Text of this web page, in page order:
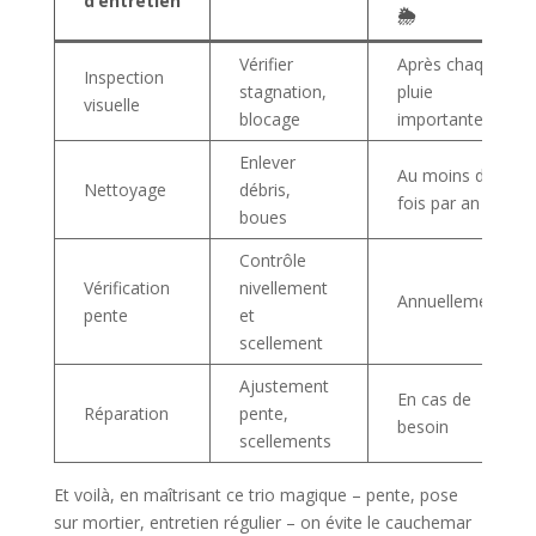
🌦️
Inspection
visuelle
Vérifier
stagnation,
blocage
Après chaque
pluie
importante
Nettoyage
Enlever
débris,
boues
Au moins deux
fois par an
Vérification
pente
Contrôle
nivellement
et
scellement
Annuellement
Réparation
Ajustement
pente,
scellements
En cas de
besoin
Et voilà, en maîtrisant ce trio magique – pente, pose
sur mortier, entretien régulier – on évite le cauchemar